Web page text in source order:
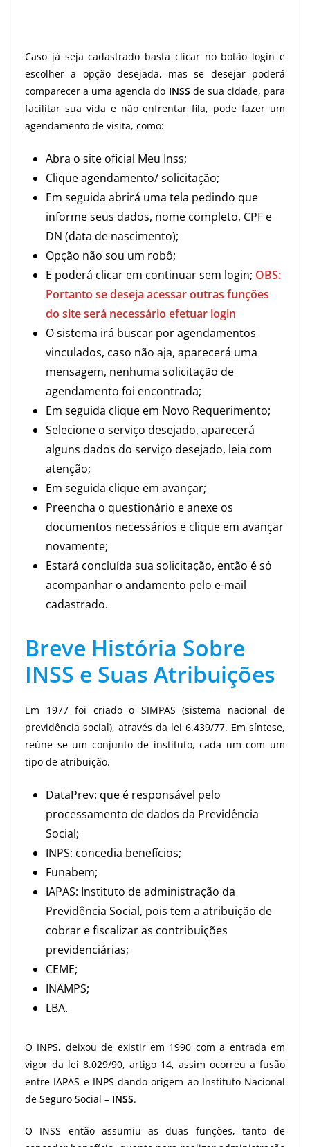
Caso já seja cadastrado basta clicar no botão login e
escolher a opção desejada, mas se desejar poderá
comparecer a uma agencia do INSS de sua cidade, para
facilitar sua vida e não enfrentar fila, pode fazer um
agendamento de visita, como:
Abra o site oficial Meu Inss;
Clique agendamento/ solicitação;
Em seguida abrirá uma tela pedindo que
informe seus dados, nome completo, CPF e
DN (data de nascimento);
Opção não sou um robô;
E poderá clicar em continuar sem login; OBS:
Portanto se deseja acessar outras funções
do site será necessário efetuar login
O sistema irá buscar por agendamentos
vinculados, caso não aja, aparecerá uma
mensagem, nenhuma solicitação de
agendamento foi encontrada;
Em seguida clique em Novo Requerimento;
Selecione o serviço desejado, aparecerá
alguns dados do serviço desejado, leia com
atenção;
Em seguida clique em avançar;
Preencha o questionário e anexe os
documentos necessários e clique em avançar
novamente;
Estará concluída sua solicitação, então é só
acompanhar o andamento pelo e-mail
cadastrado.
Breve História Sobre
INSS e Suas Atribuições
Em 1977 foi criado o SIMPAS (sistema nacional de
previdência social), através da lei 6.439/77. Em síntese,
reúne se um conjunto de instituto, cada um com um
tipo de atribuição.
DataPrev: que é responsável pelo
processamento de dados da Previdência
Social;
INPS: concedia benefícios;
Funabem;
IAPAS: Instituto de administração da
Previdência Social, pois tem a atribuição de
cobrar e fiscalizar as contribuições
previdenciárias;
CEME;
INAMPS;
LBA.
O INPS, deixou de existir em 1990 com a entrada em
vigor da lei 8.029/90, artigo 14, assim ocorreu a fusão
entre IAPAS e INPS dando origem ao Instituto Nacional
de Seguro Social – INSS.
O INSS então assumiu as duas funções, tanto de